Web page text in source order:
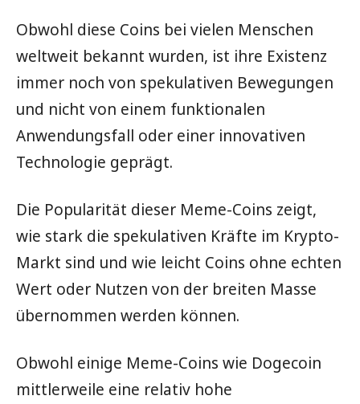
Obwohl diese Coins bei vielen Menschen
weltweit bekannt wurden, ist ihre Existenz
immer noch von spekulativen Bewegungen
und nicht von einem funktionalen
Anwendungsfall oder einer innovativen
Technologie geprägt.
Die Popularität dieser Meme-Coins zeigt,
wie stark die spekulativen Kräfte im Krypto-
Markt sind und wie leicht Coins ohne echten
Wert oder Nutzen von der breiten Masse
übernommen werden können.
Obwohl einige Meme-Coins wie Dogecoin
mittlerweile eine relativ hohe